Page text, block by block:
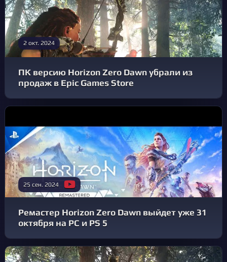
2 окт. 2024
ПК версию Horizon Zero Dawn убрали из
продаж в Epic Games Store
25 сен. 2024
Ремастер Horizon Zero Dawn выйдет уже 31
октября на PC и PS 5